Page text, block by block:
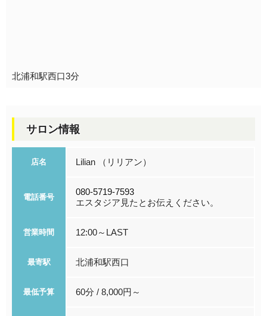
北浦和駅西口3分
サロン情報
店名 Lilian （リリアン）
電話番号
080-5719-7593
エスタジア見たとお伝えください。
営業時間 12:00～LAST
最寄駅 北浦和駅西口
最低予算 60分 / 8,000円～